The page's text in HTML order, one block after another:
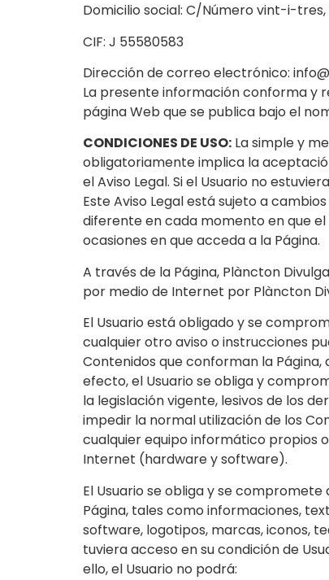
Domicilio social: C/Número vint-i-tres,
CIF: J 55580583
Dirección de correo electrónico:
La presente información conforma y
página Web que se publica bajo el
CONDICIONES DE USO: La simple y
obligatoriamente implica la
el Aviso Legal. Si el Usuario no
Este Aviso Legal está sujeto a
diferente en cada momento en que el
ocasiones en que acceda a la Página.
A través de la Página, Plàncton
por medio de Internet por Plàncton
El Usuario está obligado y se
cualquier otro aviso o instrucciones
Contenidos que conforman la
efecto, el Usuario se obliga y
la legislación vigente, lesivos de los
impedir la normal utilización de los
cualquier equipo informático propios
Internet (hardware y software).
El Usuario se obliga y se
Página, tales como informaciones,
software, logotipos, marcas, iconos,
tuviera acceso en su condición de
ello, el Usuario no podrá: